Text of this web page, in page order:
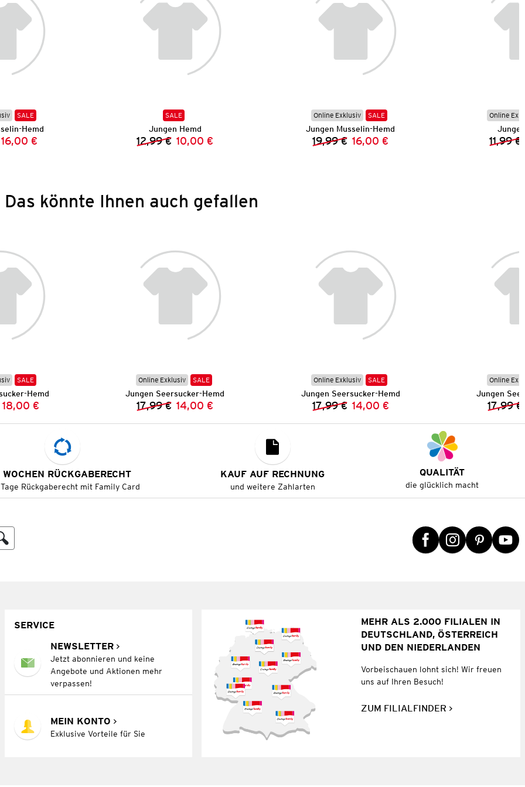
SALE
Hemd
Preis:
Preis:
16,00 €
SALE
Jungen Hemd
Vorheriger Preis:
12,99 € Neuer Preis:
10,00 €
Online Exklusiv SALE
Jungen Musselin-Hemd
Vorheriger Preis:
19,99 € Neuer Preis:
16,00 €
Online
11,99 €
Das könnte Ihnen auch gefallen
SALE
Hemd
Preis:
Preis:
18,00 €
Online Exklusiv SALE
Jungen Seersucker-Hemd
Vorheriger Preis:
17,99 € Neuer Preis:
14,00 €
Online Exklusiv SALE
Jungen Seersucker-Hemd
Vorheriger Preis:
17,99 € Neuer Preis:
14,00 €
Online
Jungen
17,99 €
RÜCKGABERECHT
Rückgaberecht mit Family Card
KAUF AUF RECHNUNG
und weitere Zahlarten
QUALITÄT
die glücklich macht
SERVICE
NEWSLETTER
Jetzt abonnieren und keine
Angebote und Aktionen mehr
verpassen!
MEIN KONTO
Exklusive Vorteile für Sie
MEHR ALS 2.000 FILIALEN IN
DEUTSCHLAND, ÖSTERREICH
UND DEN NIEDERLANDEN
Vorbeischauen lohnt sich! Wir freuen
uns auf Ihren Besuch!
ZUM FILIALFINDER